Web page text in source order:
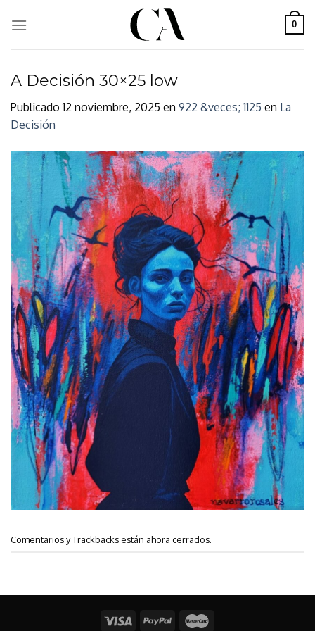
0
A Decisión 30×25 low
Publicado12 noviembre, 2025 en 922 &veces; 1125 en La
Decisión
Comentarios y Trackbacks están ahora cerrados.